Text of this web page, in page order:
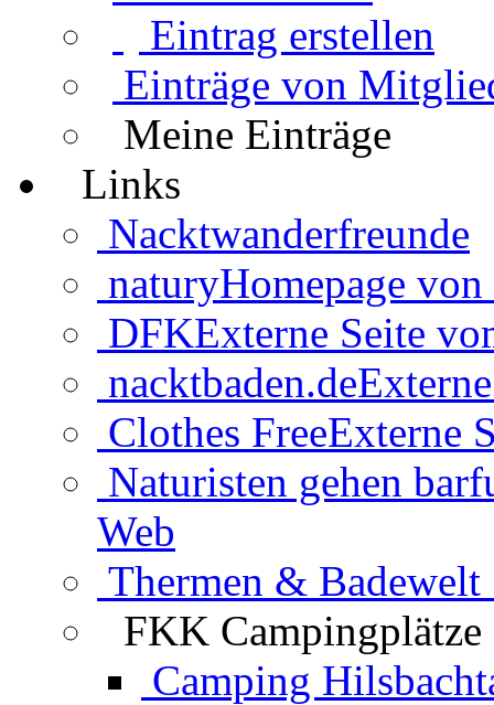
Eintrag erstellen
Einträge von
Meine Einträge
Links
Nacktwanderfreunde
naturyHomepage
DFKExterne Seite
nacktbaden.de
Clothes FreeExterne
Naturisten gehen
Web
Thermen & Badewelt
FKK Campingplätze
Camping